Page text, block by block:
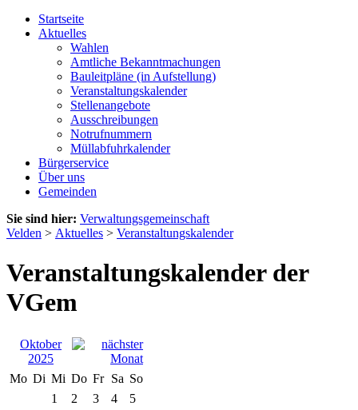
Startseite
Aktuelles
Wahlen
Amtliche Bekanntmachungen
Bauleitpläne (in Aufstellung)
Veranstaltungskalender
Stellenangebote
Ausschreibungen
Notrufnummern
Müllabfuhrkalender
Bürgerservice
Über uns
Gemeinden
Sie sind hier: Verwaltungsgemeinschaft
Velden > Aktuelles > Veranstaltungskalender
Veranstaltungskalender der
VGem
Oktober
2025
Mo Di Mi Do Fr Sa So
1
2 3 4
5